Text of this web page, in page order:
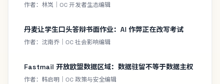
作者：林岚｜OC 开发者生态编辑
丹麦让学生口头答辩书面作业：AI 作弊正在改写考试
作者：沈南乔｜OC 社会影响编辑
Fastmail 开放欧盟数据区域：数据驻留不等于数据主权
作者：韩启明｜OC 政策与安全编辑